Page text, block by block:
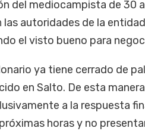
del mediocampista de 30
autoridades de la
el visto bueno para
ya tiene cerrado de
en Salto. De esta
a la respuesta
horas y no